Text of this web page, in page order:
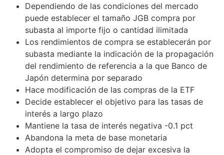
Dependiendo de las condiciones del mercado
puede establecer el tamaño JGB compra por
subasta al importe fijo o cantidad ilimitada
Los rendimientos de compra se establecerán por
subasta mediante la indicación de la propagación
del rendimiento de referencia a la que Banco de
Japón determina por separado
Hace modificación de las compras de la ETF
Decide establecer el objetivo para las tasas de
interés a largo plazo
Mantiene la tasa de interés negativa -0.1 pct
Abandona la meta de base monetaria
Adopta el compromiso de dejar excesiva la